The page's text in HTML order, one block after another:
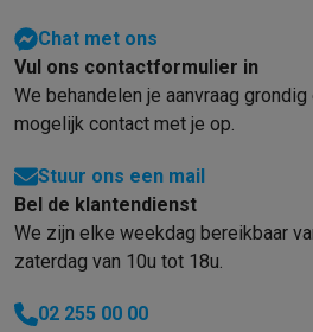
Chat met ons
Vul ons contactformulier in
We behandelen je aanvraag
mogelijk contact met je op.
Stuur ons een mail
Bel de klantendienst
We zijn elke weekdag bereikbaar
zaterdag van 10u tot 18u.
02 255 00 00